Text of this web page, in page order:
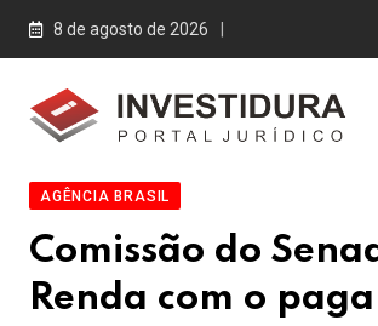
Skip
8 de agosto de 2026
AGÊNCIA BRASIL
Comissão do
Renda com o